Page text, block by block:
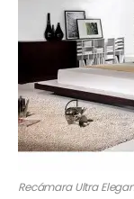
Recámara Ultra